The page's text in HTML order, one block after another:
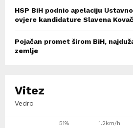
HSP BiH podnio apelaciju
ovjere kandidature Slavena
Pojačan promet širom BiH,
zemlje
Vitez
Vedro
51% 1.2km/h